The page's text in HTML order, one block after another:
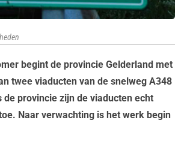
begint de provincie Gelderland met
twee viaducten van de snelweg A348
de provincie zijn de viaducten echt
Naar verwachting is het werk begin